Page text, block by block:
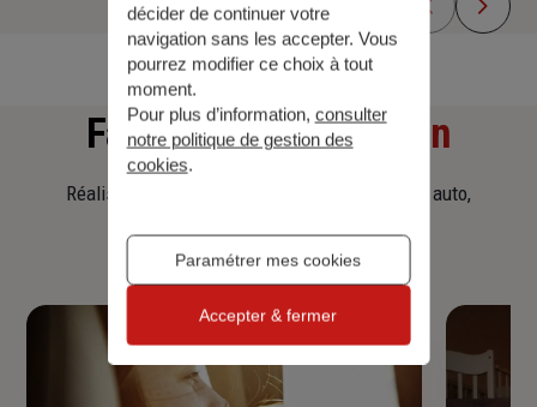
Faitesune simulation
Réalisez une simulation tarifaire d'assurance, auto,
décider de continuer votre
navigation sans les accepter. Vous
pourrez modifier ce choix à tout
moment.
Pour plus d’information, consulter
notre politique de gestion des
cookies.
Paramétrer mes cookies
Accepter & fermer